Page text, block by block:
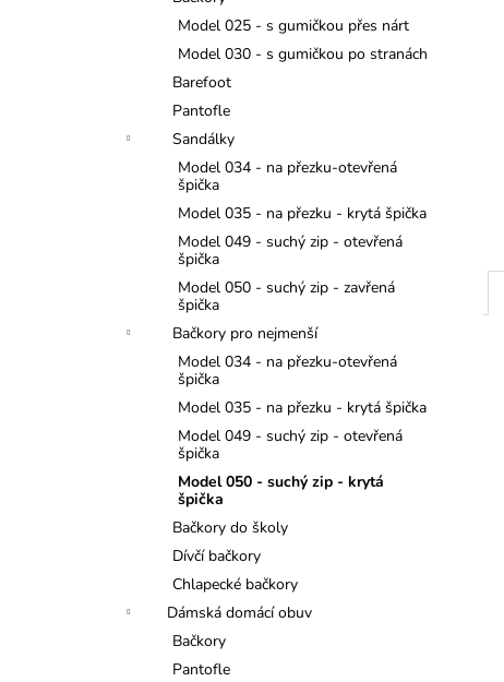
Model 025 - s gumičkou přes nárt
Model 030 - s gumičkou po stranách
Barefoot
Pantofle
Sandálky
Model 034 - na přezku-otevřená
špička
Model 035 - na přezku - krytá špička
Model 049 - suchý zip - otevřená
špička
Model 050 - suchý zip - zavřená
špička
Bačkory pro nejmenší
Model 034 - na přezku-otevřená
špička
Model 035 - na přezku - krytá špička
Model 049 - suchý zip - otevřená
špička
Model 050 - suchý zip - krytá
špička
Bačkory do školy
Dívčí bačkory
Chlapecké bačkory
Dámská domácí obuv
Bačkory
Pantofle